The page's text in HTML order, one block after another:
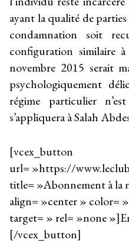
ayant la qualité de
condamnation soit
configuration similaire
novembre 2015 serait
psychologiquement
régime particulier
s’appliquera à Salah
[vcex_button
url= »https://
title= »Abonnement à la
align= »center » color=
target= » rel= »none
[/vcex_button]